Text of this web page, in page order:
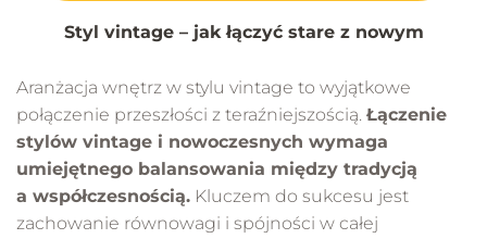
Styl vintage – jak łączyć stare z nowym
Aranżacja wnętrz w stylu vintage to wyjątkowe
połączenie przeszłości z teraźniejszością. Łączenie
stylów vintage i nowoczesnych wymaga
umiejętnego balansowania między tradycją
a współczesnością. Kluczem do sukcesu jest
zachowanie równowagi i spójności w całej